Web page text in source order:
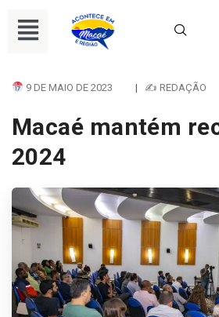
9 DE MAIO DE 2023 | ✍ REDAÇÃO
Macaé mantém
2024